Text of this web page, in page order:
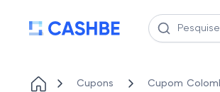
Cupons Cupom